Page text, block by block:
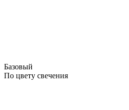
Базовый
По цвету свечения